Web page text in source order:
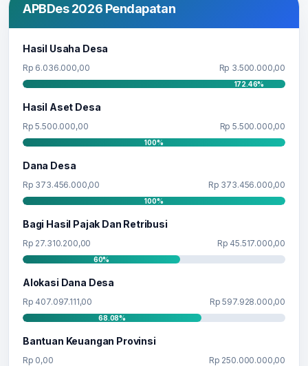
APBDes 2026 Pendapatan
Hasil Usaha Desa
Rp 6.036.000,00 Rp 3.500.000,00
172.46%
Hasil Aset Desa
Rp 5.500.000,00 Rp 5.500.000,00
100%
Dana Desa
Rp 373.456.000,00 Rp 373.456.000,00
100%
Bagi Hasil Pajak Dan Retribusi
Rp 27.310.200,00 Rp 45.517.000,00
60%
Alokasi Dana Desa
Rp 407.097.111,00 Rp 597.928.000,00
68.08%
Bantuan Keuangan Provinsi
Rp 0,00 Rp 250.000.000,00